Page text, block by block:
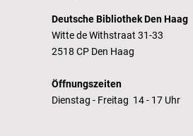
Deutsche Bibliothek Den Haag
Witte de Withstraat 31-33
2518 CP Den Haag
Öffnungszeiten
Dienstag - Freitag 14 - 17 Uhr